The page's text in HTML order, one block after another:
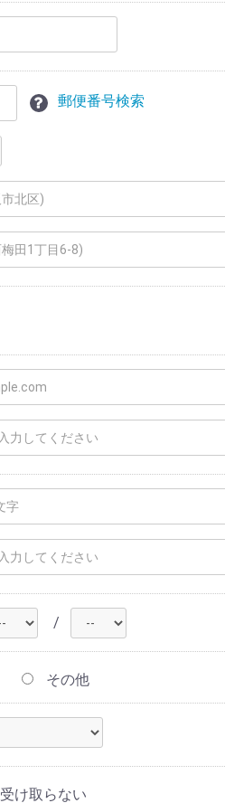
郵便番号検索
/
その他
受け取らない